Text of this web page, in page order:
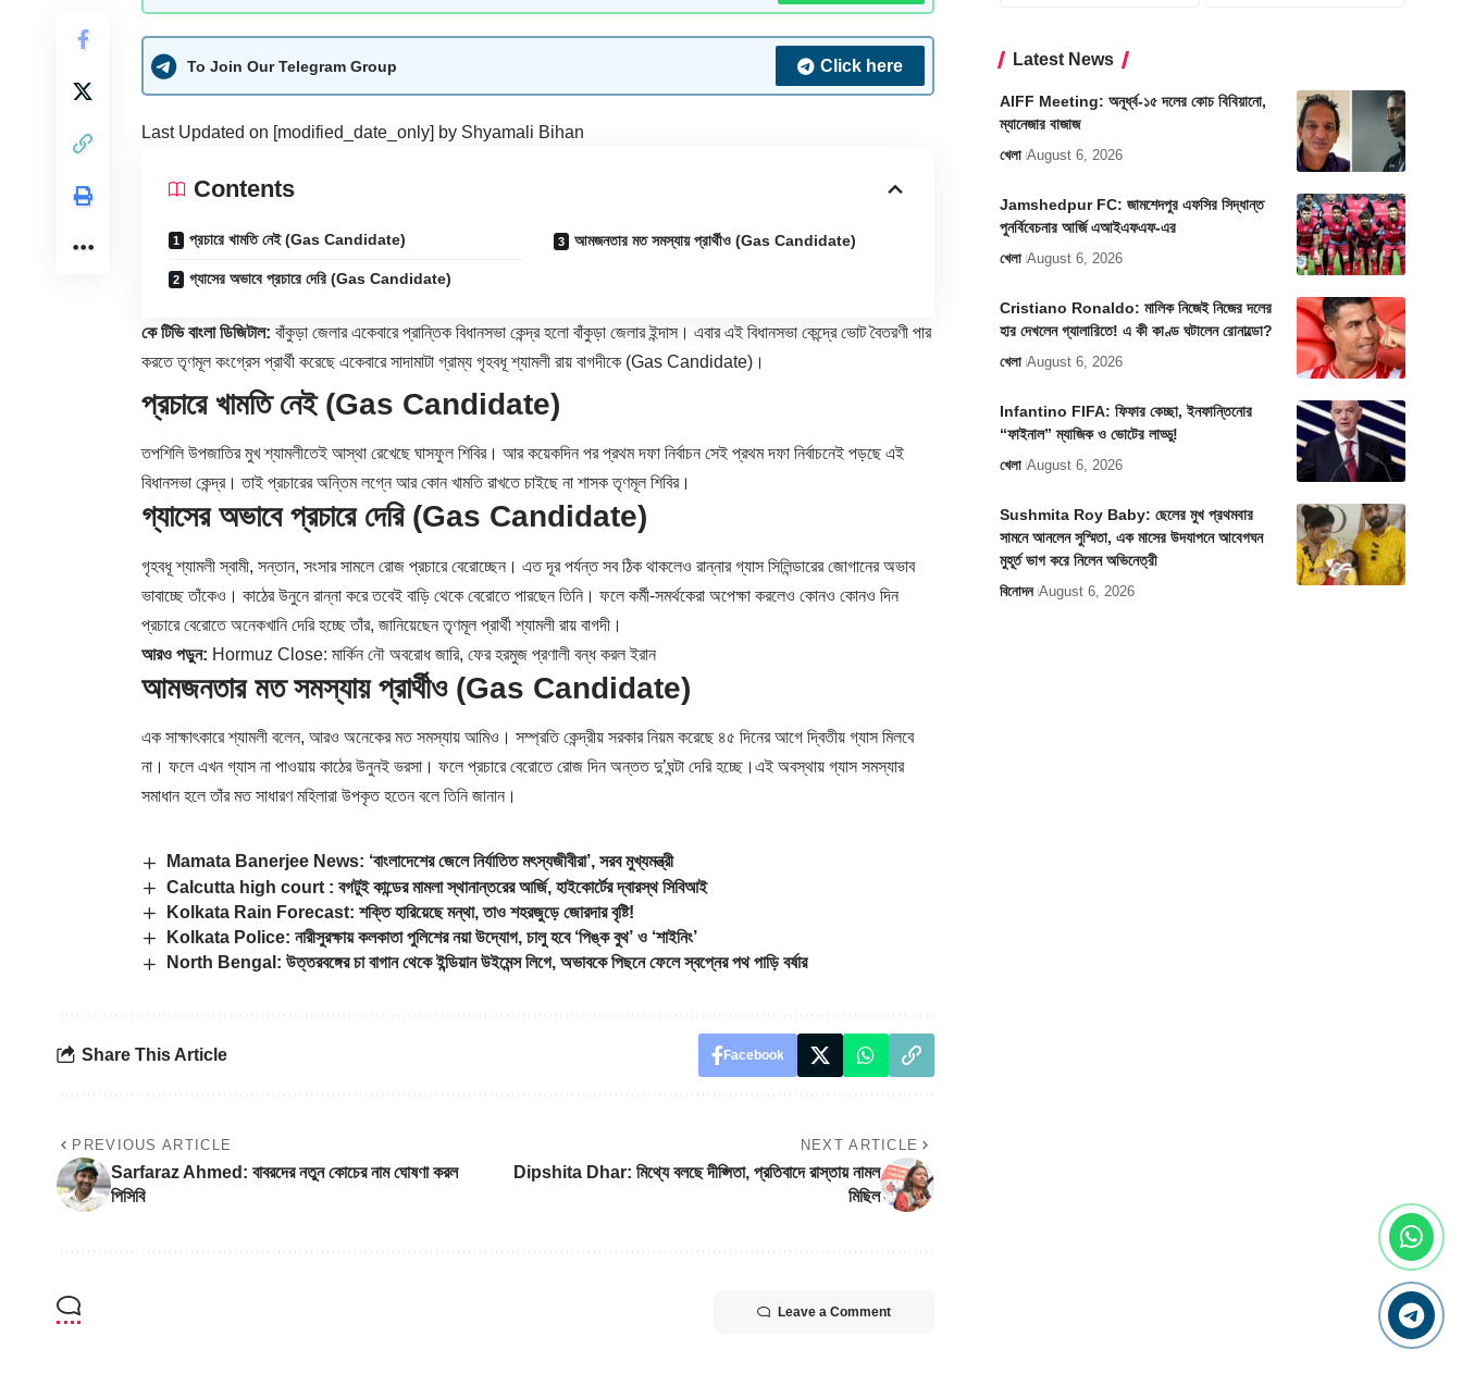
To Join Our Telegram Group Click here
Last Updated on [modified_date_only] by Shyamali Bihan
Contents
প্রচারে খামতি নেই (Gas Candidate)
গ্যাসের অভাবে প্রচারে দেরি (Gas Candidate)
আমজনতার মত সমস্যায় প্রার্থীও (Gas Candidate)
কে টিভি বাংলা ডিজিটাল: বাঁকুড়া জেলার একেবারে প্রান্তিক বিধানসভা কেন্দ্র হলো বাঁকুড়া জেলারইন্দাস। এবার এই বিধানসভা কেন্দ্রে ভোট বৈতরণী পার
করতে তৃণমূল কংগ্রেস প্রার্থী করেছে একেবারে সাদামাটা গ্রাম্য গৃহবধূ শ্যামলী রায় বাগদীকে (Gas Candidate)।
প্রচারে খামতি নেই (Gas Candidate)
তপশিলি উপজাতির মুখ শ্যামলীতেই আস্থা রেখেছে ঘাসফুল শিবির। আর কয়েকদিন পর প্রথম দফা নির্বাচন সেই প্রথম দফা নির্বাচনেই পড়ছে এই
বিধানসভা কেন্দ্র। তাই প্রচারের অন্তিম লগ্নে আর কোন খামতি রাখতে চাইছে না শাসক তৃণমূল শিবির।
গ্যাসের অভাবে প্রচারে দেরি (Gas Candidate)
গৃহবধূ শ্যামলী স্বামী, সন্তান, সংসার সামলে রোজ প্রচারে বেরোচ্ছেন। এত দূর পর্যন্ত সব ঠিক থাকলেও রান্নার গ্যাস সিলিন্ডারের জোগানের অভাব
ভাবাচ্ছে তাঁকেও। কাঠের উনুনে রান্না করে তবেই বাড়ি থেকে বেরোতে পারছেন তিনি। ফলে কর্মী-সমর্থকেরা অপেক্ষা করলেও কোনও কোনও দিন
প্রচারে বেরোতে অনেকখানি দেরি হচ্ছে তাঁর, জানিয়েছেন তৃণমূল প্রার্থী শ্যামলী রায় বাগদী।
আরও পড়ুন: Hormuz Close: মার্কিন নৌ অবরোধ জারি, ফের হরমুজ প্রণালী বন্ধ করল ইরান
আমজনতার মত সমস্যায় প্রার্থীও (Gas Candidate)
এক সাক্ষাৎকারে শ্যামলী বলেন, আরও অনেকের মত সমস্যায় আমিও। সম্প্রতি কেন্দ্রীয় সরকার নিয়ম করেছে ৪৫ দিনের আগে দ্বিতীয় গ্যাস মিলবে
না। ফলে এখন গ্যাস না পাওয়ায় কাঠের উনুনই ভরসা। ফলে প্রচারে বেরোতে রোজ দিন অন্তত দু’ঘন্টা দেরি হচ্ছে।এই অবস্থায় গ্যাস সমস্যার
সমাধান হলে তাঁর মত সাধারণ মহিলারা উপকৃত হতেন বলে তিনি জানান।
Mamata Banerjee News: ‘বাংলাদেশের জেলে নির্যাতিত মৎস্যজীবীরা’, সরব মুখ্যমন্ত্রী
Calcutta high court : বগটুই কান্ডের মামলা স্থানান্তরের আর্জি, হাইকোর্টের দ্বারস্থ সিবিআই
Kolkata Rain Forecast: শক্তি হারিয়েছে মন্থা, তাও শহরজুড়ে জোরদার বৃষ্টি!
Kolkata Police: নারীসুরক্ষায় কলকাতা পুলিশের নয়া উদ্যোগ, চালু হবে ‘পিঙ্ক বুথ’ ও ‘শাইনিং’
North Bengal: উত্তরবঙ্গের চা বাগান থেকে ইন্ডিয়ান উইমেন্স লিগে, অভাবকে পিছনে ফেলে স্বপ্নের পথ পাড়ি বর্ষার
Share This Article Facebook
PREVIOUS ARTICLE
Sarfaraz Ahmed: বাবরদের নতুন কোচের নাম ঘোষণা করল
পিসিবি
NEXT ARTICLE
Dipshita Dhar: মিথ্যে বলছে দীপ্সিতা, প্রতিবাদে রাস্তায় নামল
মিছিল
Leave a Comment
Latest News
AIFF Meeting: অনূর্ধ্ব-১৫ দলের কোচ বিবিয়ানো,
ম্যানেজার বাজাজ
খেলা August 6, 2026
Jamshedpur FC: জামশেদপুর এফসির সিদ্ধান্ত
পুনর্বিবেচনার আর্জি এআইএফএফ-এর
খেলা August 6, 2026
Cristiano Ronaldo: মালিক নিজেই নিজের দলের
হার দেখলেন গ্যালারিতে! এ কী কাণ্ড ঘটালেন রোনাল্ডো?
খেলা August 6, 2026
Infantino FIFA: ফিফার কেচ্ছা, ইনফান্তিনোর
“ফাইনাল” ম্যাজিক ও ভোটের লাড্ডু!
খেলা August 6, 2026
Sushmita Roy Baby: ছেলের মুখ প্রথমবার
সামনে আনলেন সুস্মিতা, এক মাসের উদযাপনে আবেগঘন
মুহূর্ত ভাগ করে নিলেন অভিনেত্রী
বিনোদন August 6, 2026